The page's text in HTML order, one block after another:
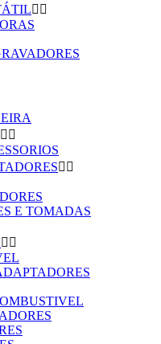
 
 
 
E TOMADAS
 